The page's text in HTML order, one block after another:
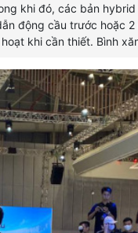
khi đó, các bản
động cầu trước hoặc
khi cần thiết. Bình